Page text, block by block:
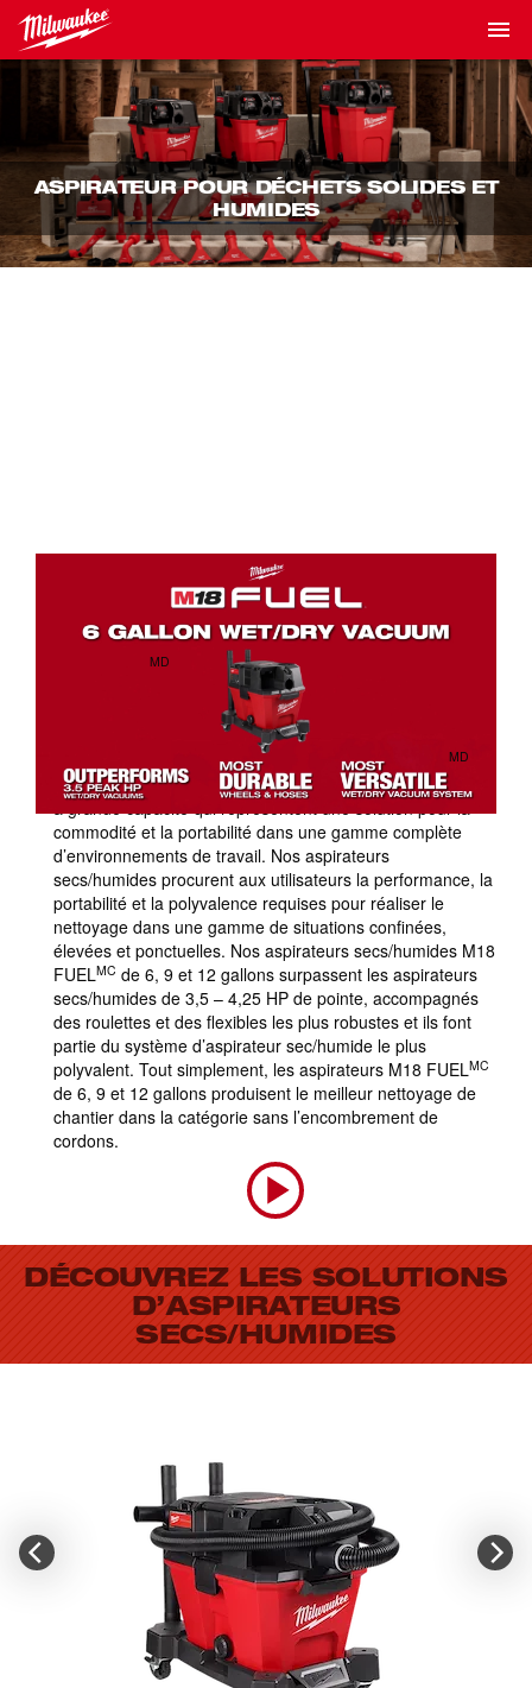
ASPIRATEUR POUR DÉCHETS SOLIDES ET
HUMIDES
SURPASSE LES ASPIRATEURS SECS/HUMIDES DE 3,5–
4,25 HP DE POINTE
MD
est engagée à fournir aux utilisateurs
professionnels une performance, une durabilité et une
polyvalence inégalées en matière de nettoyage de
chantier. Lorsque vous vous attaquez au nettoyage dans
des espaces limités ou à tout un étage, MILWAUKEE
MD
propose une gamme complète d’aspirateurs secs/humides
à grande capacité qui représentent une solution pour la
commodité et la portabilité dans une gamme complète
d’environnements de travail. Nos aspirateurs
secs/humides procurent aux utilisateurs la performance, la
portabilité et la polyvalence requises pour réaliser le
nettoyage dans une gamme de situations confinées,
élevées et ponctuelles. Nos aspirateurs secs/humides M18
FUELMC de 6, 9 et 12 gallons surpassent les aspirateurs
secs/humides de 3,5 – 4,25 HP de pointe, accompagnés
des roulettes et des flexibles les plus robustes et ils font
partie du système d’aspirateur sec/humide le plus
polyvalent. Tout simplement, les aspirateurs M18 FUELMC
de 6, 9 et 12 gallons produisent le meilleur nettoyage de
chantier dans la catégorie sans l’encombrement de
cordons.
DÉCOUVREZ LES SOLUTIONS
D’ASPIRATEURS
SECS/HUMIDES